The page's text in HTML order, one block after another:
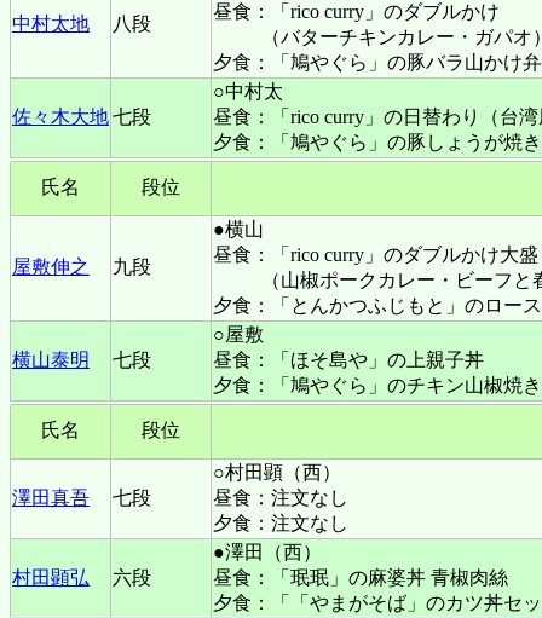
中村太地 八段
昼食：「rico curry」のダブルかけ
（バターチキンカレー・ガパオ
夕食：「鳩やぐら」の豚バラ山かけ
佐々木大地七段
○中村太
昼食：「rico curry」の日替わり（台
夕食：「鳩やぐら」の豚しょうが焼
氏名 段位
屋敷伸之 九段
●横山
昼食：「rico curry」のダブルかけ大盛
（山椒ポークカレー・ビーフ
夕食：「とんかつふじもと」のロー
横山泰明 七段
○屋敷
昼食：「ほそ島や」の上親子丼
夕食：「鳩やぐら」のチキン山椒焼
氏名 段位
澤田真吾 七段
○村田顕（西）
昼食：注文なし
夕食：注文なし
村田顕弘 六段
●澤田（西）
昼食：「珉珉」の麻婆丼 青椒肉絲
夕食：「「やまがそば」のカツ丼セ